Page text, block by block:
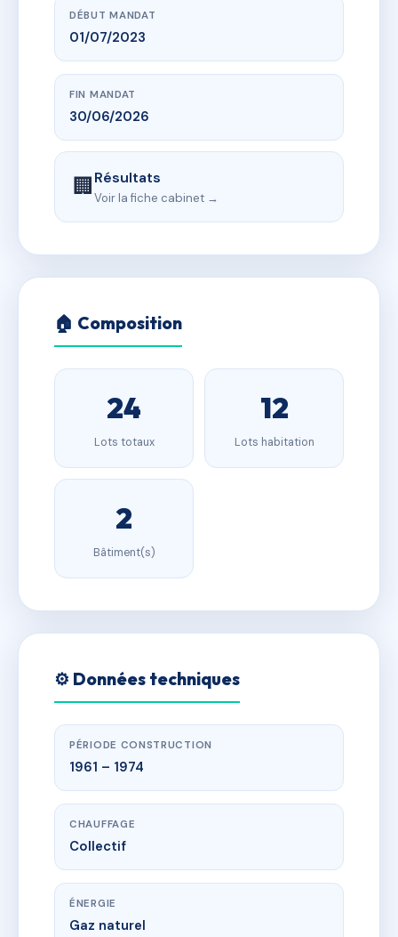
DÉBUT MANDAT
01/07/2023
FIN MANDAT
30/06/2026
🏢Résultats
Voir la fiche cabinet →
🏠 Composition
24
Lots totaux
12
Lots habitation
2
Bâtiment(s)
⚙️ Données techniques
PÉRIODE CONSTRUCTION
1961 – 1974
CHAUFFAGE
Collectif
ÉNERGIE
Gaz naturel